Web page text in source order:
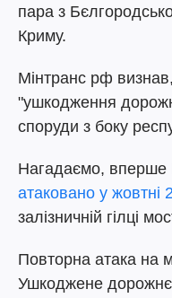
пара з
Криму.
Мінтранс рф
"ушкодження
споруди з боку
Нагадаємо, вперше
атаковано у жовтні
залізничній гілці
Повторна атака на
Ушкоджене